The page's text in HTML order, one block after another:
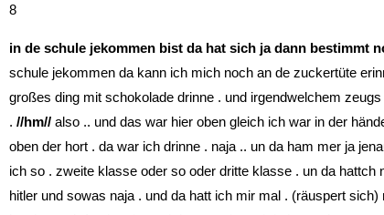
8
in de schule jekommen bist da hat sich ja dann bestimmt
schule jekommen da kann ich mich noch an de zuckertüte
großes ding mit schokolade drinne . und irgendwelchem
. //hm// also .. und das war hier oben gleich ich war in der
oben der hort . da war ich drinne . naja .. un da ham mer ja
ich so . zweite klasse oder so oder dritte klasse . un da
hitler und sowas naja . und da hatt ich mir mal . (räuspert